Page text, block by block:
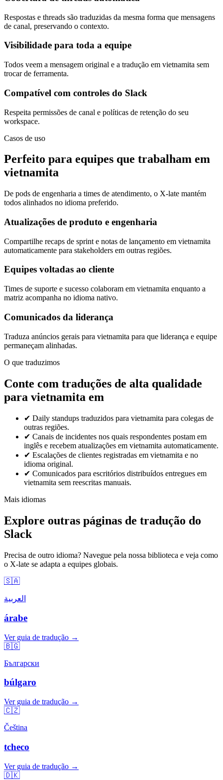
Respostas e threads são traduzidas da mesma forma que mensagens
de canal, preservando o contexto.
Visibilidade para toda a equipe
Todos veem a mensagem original e a tradução em vietnamita sem
trocar de ferramenta.
Compatível com controles do Slack
Respeita permissões de canal e políticas de retenção do seu
workspace.
Casos de uso
Perfeito para equipes que trabalham em
vietnamita
De pods de engenharia a times de atendimento, o X-late mantém
todos alinhados no idioma preferido.
Atualizações de produto e engenharia
Compartilhe recaps de sprint e notas de lançamento em vietnamita
automaticamente para stakeholders em outras regiões.
Equipes voltadas ao cliente
Times de suporte e sucesso colaboram em vietnamita enquanto a
matriz acompanha no idioma nativo.
Comunicados da liderança
Traduza anúncios gerais para vietnamita para que liderança e equipe
permaneçam alinhadas.
O que traduzimos
Conte com traduções de alta qualidade
para vietnamita em
✔ Daily standups traduzidos para vietnamita para colegas de
outras regiões.
✔ Canais de incidentes nos quais respondentes postam em
inglês e recebem atualizações em vietnamita automaticamente.
✔ Escalações de clientes registradas em vietnamita e no
idioma original.
✔ Comunicados para escritórios distribuídos entregues em
vietnamita sem reescritas manuais.
Mais idiomas
Explore outras páginas de tradução do
Slack
Precisa de outro idioma? Navegue pela nossa biblioteca e veja como
o X-late se adapta a equipes globais.
🇸🇦
العربية
árabe
Ver guia de tradução →
🇧🇬
Български
búlgaro
Ver guia de tradução →
🇨🇿
Čeština
tcheco
Ver guia de tradução →
🇩🇰